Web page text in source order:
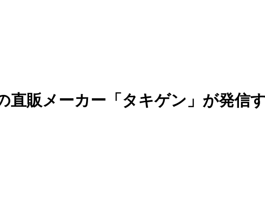
直販メーカー「タキゲン」が発信